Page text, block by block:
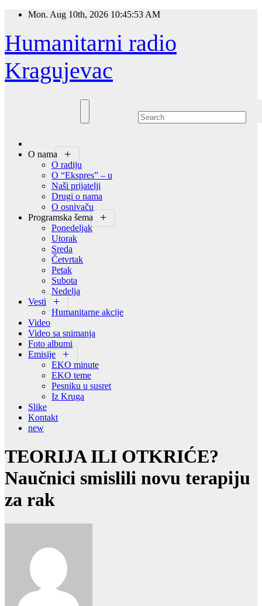
Skip
content
Mon. Aug 10th, 2026 10:45:54 AM
Humanitarni radio
Kragujevac
O nama
O radiju
O “Ekspres” – u
Naši prijatelji
Drugi o nama
O osnivaču
Programska šema
Ponedeljak
Utorak
Sreda
Četvrtak
Petak
Subota
Nedelja
Vesti
Humanitarne akcije
Video
Video sa snimanja
Foto albumi
Emisije
EKO minute
EKO teme
Pesniku u susret
Iz Kruga
Slike
Kontakt
new
TEORIJA ILI OTKRIĆE?
Naučnici smislili novu terapiju
za rak